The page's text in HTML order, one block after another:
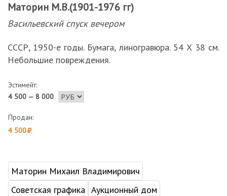
Маторин М.В.(1901-1976 гг)
Васильевский спуск вечером
СССР, 1950-е годы. Бумага, линогравюра. 54 Х 38 см.
Небольшие повреждения.
Эстимейт:
4 500 — 8 000
Продан:
4 500
Маторин Михаил Владимирович
Советская графика Аукционный дом